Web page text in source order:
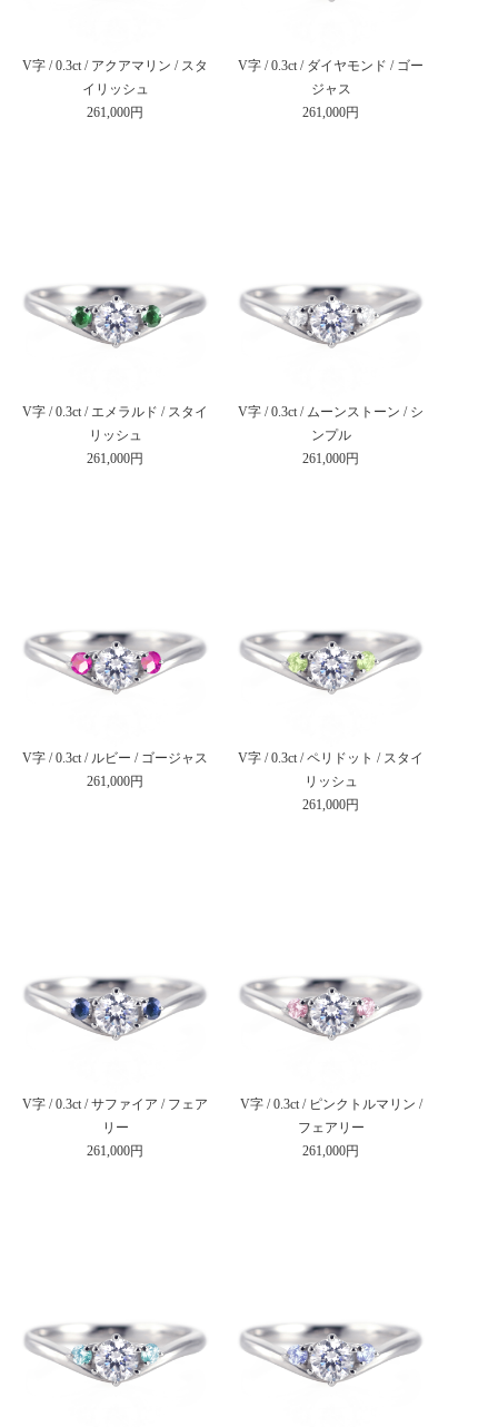
V字 / 0.3ct / アクアマリン / スタ
イリッシュ
261,000円
V字 / 0.3ct / ダイヤモンド / ゴー
ジャス
261,000円
V字 / 0.3ct / エメラルド / スタイ
リッシュ
261,000円
V字 / 0.3ct / ムーンストーン / シ
ンプル
261,000円
V字 / 0.3ct / ルビー / ゴージャス
261,000円
V字 / 0.3ct / ペリドット / スタイ
リッシュ
261,000円
V字 / 0.3ct / サファイア / フェア
リー
261,000円
V字 / 0.3ct / ピンクトルマリン /
フェアリー
261,000円